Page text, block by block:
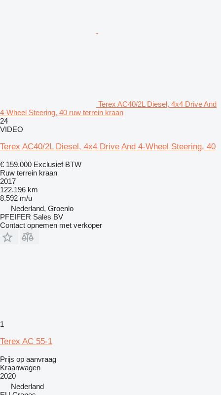
Terex AC40/2L Diesel, 4x4 Drive And
4-Wheel Steering, 40 ruw terrein kraan
24
VIDEO
Terex AC40/2L Diesel, 4x4 Drive And 4-Wheel Steering, 40
€ 159.000 Exclusief BTW
Ruw terrein kraan
2017
122.196 km
8.592 m/u
Nederland, Groenlo
PFEIFER Sales BV
Contact opnemen met verkoper
1
Terex AC 55-1
Prijs op aanvraag
Kraanwagen
2020
Nederland